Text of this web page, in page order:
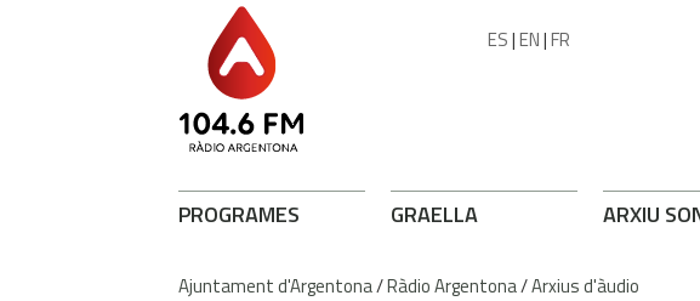
ES|EN|FR
PROGRAMES GRAELLA ARXIU
Ajuntament d'Argentona/Ràdio Argentona/Arxius d'àudio